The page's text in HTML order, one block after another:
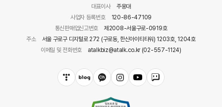
대표이사
주웅대
사업자 등록번호
120-86-47109
통신판매업신고번호
제2008-서울구로-0919호
주소
서울 구로구 디지털로 272 (구로동, 한신아이티타워) 1203호, 1204호
이메일 및 전화번호
atalkbiz@atalk.co.kr (02-557-1124)